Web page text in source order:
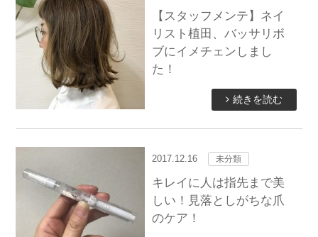
【スタッフメンテ】ネイ
リスト植田、バッサリボ
ブにイメチェンしまし
た！
続きを読む
2017.12.16 未分類
キレイに人は指先まで美
しい！見落としがちな爪
のケア！